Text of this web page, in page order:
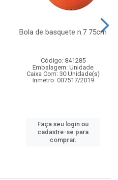
Bola de basquete n.7 75cm
Código: 841285
Embalagem: Unidade
Caixa Com: 30 Unidade(s)
Inmetro: 007517/2019
Faça seu login ou
cadastre-se para
comprar.